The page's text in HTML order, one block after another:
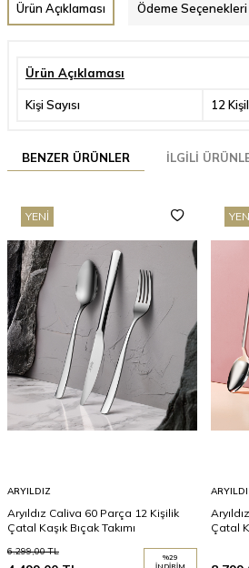
Ürün Açıklaması Ödeme Seçenekleri
Ürün Açıklaması
Kişi Sayısı 12
BENZER ÜRÜNLER İLGILI
YENI
ARYILDIZ
Aryıldız Caliva 60 Parça 12 Kişilik
Çatal Kaşık Bıçak Takımı
6.299,00TL %29
İNDIRIM
Çatal